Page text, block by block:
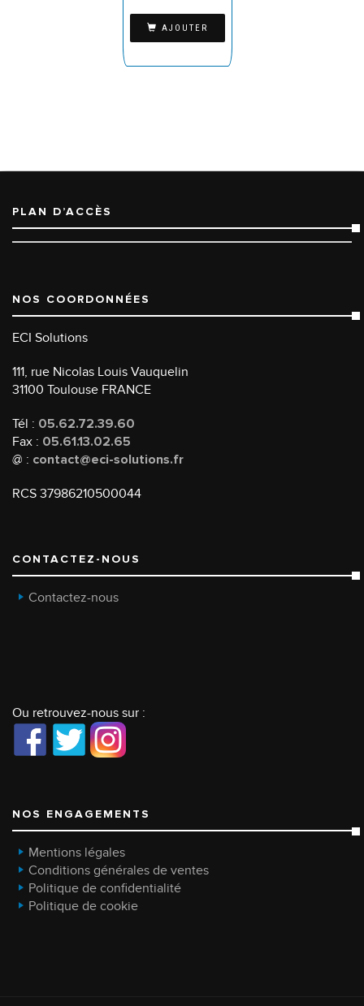
AJOUTER
PLAN D’ACCÈS
NOS COORDONNÉES
ECI Solutions
111, rue Nicolas Louis Vauquelin
31100 Toulouse FRANCE
Tél : 05.62.72.39.60
Fax : 05.61.13.02.65
@ : contact@eci-solutions.fr
RCS 37986210500044
CONTACTEZ-NOUS
Contactez-nous
Ou retrouvez-nous sur :
NOS ENGAGEMENTS
Mentions légales
Conditions générales de ventes
Politique de confidentialité
Politique de cookie